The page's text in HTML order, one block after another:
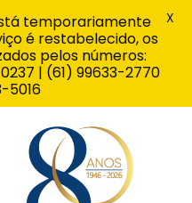
temporariamente
é restabelecido, os
pelos números:
| (61) 99633-2770
5016
X